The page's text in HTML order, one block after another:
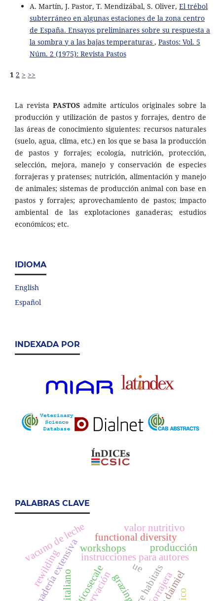
A. Martín, J. Pastor, T. Mendizábal, S. Oliver, El trébol
subterráneo en algunas estaciones de la zona centro
de España. Ensayos preliminares sobre su respuesta a
la sombra y a las bajas temperaturas , Pastos: Vol. 5
Núm. 2 (1975): Revista Pastos
1 2 > >>
La revista PASTOS admite artículos originales sobre la
producción y utilización de pastos y forrajes, dentro de
las áreas de conocimiento siguientes: recursos naturales
(suelo, agua, clima, etc.) en los que se basa la producción
de pastos y forrajes; ecología, nutrición, protección,
selección, mejora, manejo y conservación de especies
forrajeras y pratenses; nutrición, alimentación y manejo
de animales; sistemas de producción animal con base en
pastos y forrajes; aprovechamiento de pastos; impacto
ambiental de las explotaciones ganaderas; estudios
económicos; etc.
IDIOMA
English
Español
INDEXADA POR
PALABRAS CLAVE
instrucciones para autores
ganadería extensivaworkshops
triticosecale
vacuno de leche functional diversity
grazing
ue
producción
valor nutritivo
rewilding